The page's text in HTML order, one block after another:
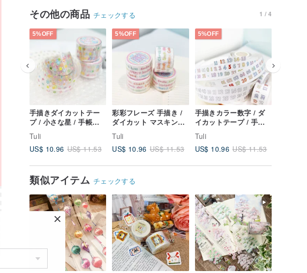
その他の商品 チェックする 1 / 4
5%OFF
手描きダイカットテー
プ / 小さな星 / 手帳デ
コレーション / かわい
い文房具ギフト
Tuli
US$ 10.96 US$ 11.53
5%OFF
彩彩フレーズ 手描き /
ダイカット マスキング
テープ / 手帳用 / かわ
いい文房具ギフト
Tuli
US$ 10.96 US$ 11.53
5%OFF
手描きカラー数字 / ダ
イカットテープ / 手帳
デコレーション / 文房
具ギフト
Tuli
US$ 10.96 US$ 11.53
類似アイテム チェックする